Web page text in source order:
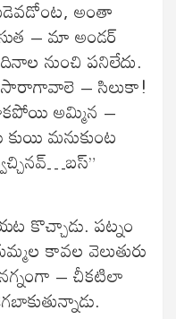
అంతా
– మా అండర్
నుంచి పనిలేదు.
సారాగావాలె – సిలుకా!
అమ్మిన –
మనుకుంట
కొచ్చాడు. పట్నం
కావల వెలుతురు
– చీకటిలా